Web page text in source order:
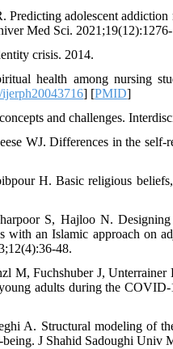
adolescent
Med Sci.
crisis. 2014.
health among nursing
] [PMID]
and challenges.
WJ. Differences in the
H. Basic religious
S, Hajloo N.
with an Islamic approach on
48.
M, Fuchshuber J,
adults during the
A. Structural modeling of
J Shahid Sadoughi Univ